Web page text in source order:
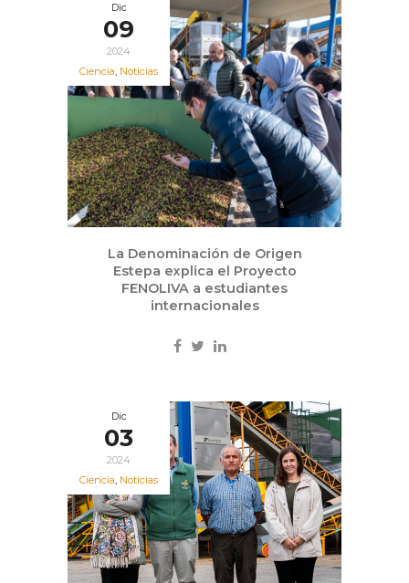
Dic
09
2024
Ciencia, Noticias
La Denominación de Origen
Estepa explica el Proyecto
FENOLIVA a estudiantes
internacionales
Dic
03
2024
Ciencia, Noticias